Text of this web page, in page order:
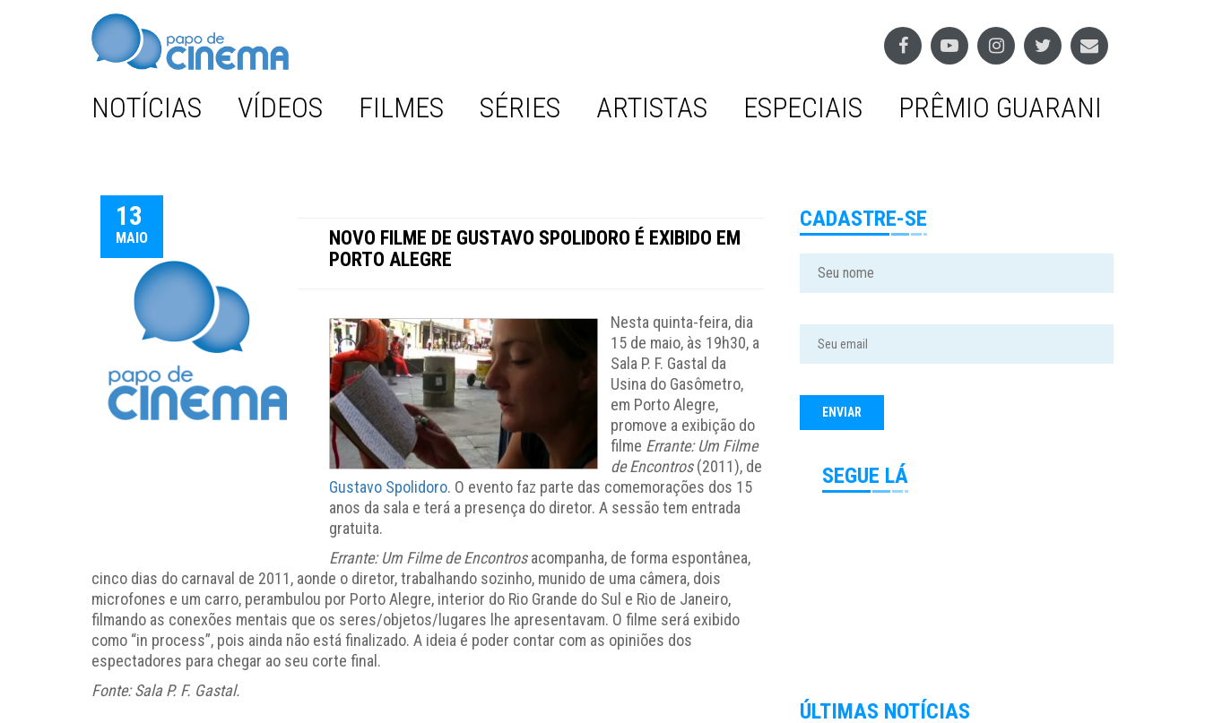
NOTÍCIAS VÍDEOS FILMES SÉRIES ARTISTAS ESPECIAIS PRÊMIO GUARANI
13
MAIO
NOVO FILME DE GUSTAVO SPOLIDORO É EXIBIDO EM
PORTO ALEGRE
Nesta quinta-feira, dia
15 de maio, às 19h30, a
Sala P. F. Gastal da
Usina do Gasômetro,
em Porto Alegre,
promove a exibição do
filme Errante: Um Filme
de Encontros(2011), de
Gustavo Spolidoro. O evento faz parte das comemorações dos 15
anos da sala e terá a presença do diretor. A sessão tem entrada
gratuita.
Errante: Um Filme de Encontrosacompanha, de forma espontânea,
cinco dias do carnaval de 2011, aonde o diretor, trabalhando sozinho, munido de uma câmera, dois
microfones e um carro, perambulou por Porto Alegre, interior do Rio Grande do Sul e Rio de Janeiro,
filmando as conexões mentais que os seres/objetos/lugares lhe apresentavam. O filme será exibido
como “in process”, pois ainda não está finalizado. A ideia é poder contar com as opiniões dos
espectadores para chegar ao seu corte final.
Fonte: Sala P. F. Gastal.
CADASTRE-SE
SEGUE LÁ
ÚLTIMAS NOTÍCIAS